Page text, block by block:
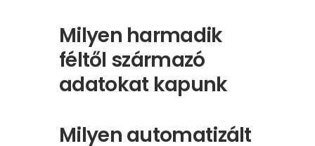
Milyen harmadik
féltől származó
adatokat kapunk
Milyen automatizált